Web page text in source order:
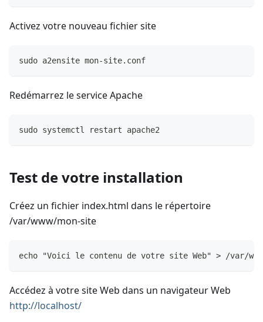
Activez votre nouveau fichier site
sudo a2ensite mon-site.conf
Redémarrez le service Apache
sudo systemctl restart apache2
Test de votre installation
Créez un fichier index.html dans le répertoire
/var/www/mon-site
echo "Voici le contenu de votre site Web" > /var/
Accédez à votre site Web dans un navigateur Web
http://localhost/